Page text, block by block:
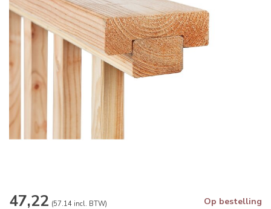
47,22 (57.14 incl. BTW) Op bestelling